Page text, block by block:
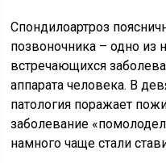
Спондилоартроз
позвоночника – одно из
встречающихся
аппарата человека. В
патология поражает
заболевание
намного чаще стали